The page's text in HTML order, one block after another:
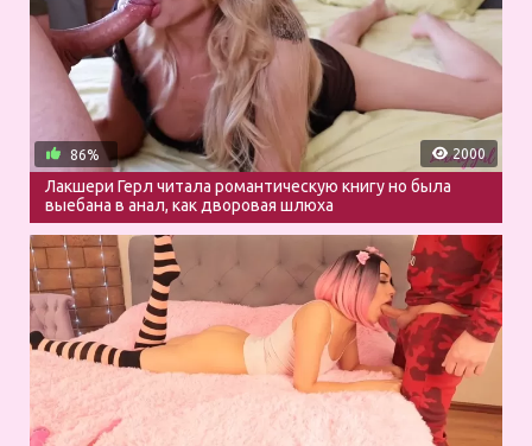
2000
86%
Лакшери Герл читала романтическую книгу но была
выебана в анал, как дворовая шлюха